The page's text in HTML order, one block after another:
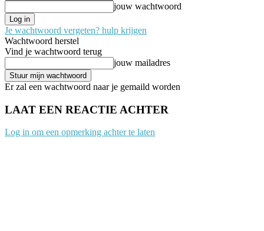
jouw wachtwoord
Je wachtwoord vergeten? hulp krijgen
Wachtwoord herstel
Vind je wachtwoord terug
jouw mailadres
Er zal een wachtwoord naar je gemaild worden
LAAT EEN REACTIE ACHTER
Log in om een opmerking achter te laten